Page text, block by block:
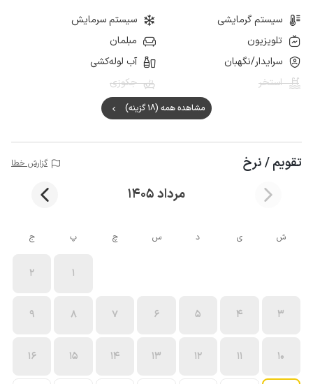
سیستم گرمایشی
سیستم سرمایش
تلویزیون
مبلمان
سرایدار/نگهبان
آب لوله‌کشی
استخر
جکوزی
مشاهده همه (18 گزینه)
تقویم / نرخ گزارش خطا
مرداد 1405
ش ی د س چ پ ج
1
2
3
4
5
6
7
8
9
10
11
12
13
14
15
16